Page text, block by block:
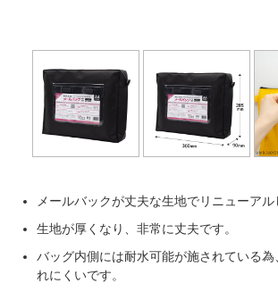
メールバックが丈夫な生地でリニューアル
生地が厚くなり、非常に丈夫です。
バッグ内側には耐水可能が施されている
れにくいです。